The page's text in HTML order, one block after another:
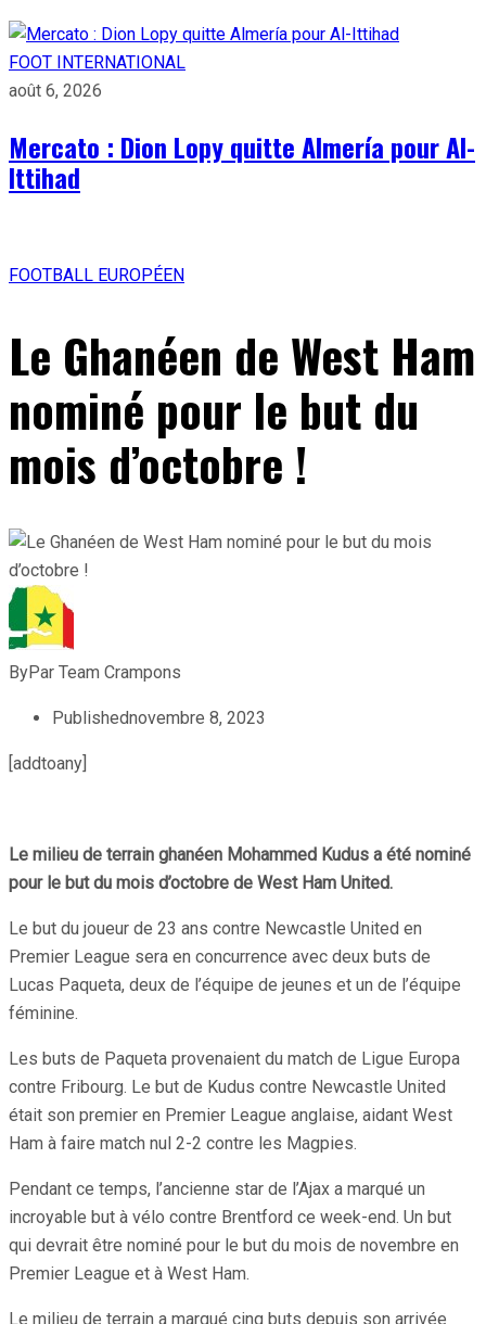
FOOT INTERNATIONAL
août 6, 2026
Mercato : Dion Lopy quitte Almería pour Al-
Ittihad
FOOTBALL EUROPÉEN
Le Ghanéen de West Ham
nominé pour le but du
mois d’octobre !
ByPar Team Crampons
Publishednovembre 8, 2023
[addtoany]
Le milieu de terrain ghanéen Mohammed Kudus a été nominé
pour le but du mois d’octobre de West Ham United.
Le but du joueur de 23 ans contre Newcastle United en
Premier League sera en concurrence avec deux buts de
Lucas Paqueta, deux de l’équipe de jeunes et un de l’équipe
féminine.
Les buts de Paqueta provenaient du match de Ligue Europa
contre Fribourg. Le but de Kudus contre Newcastle United
était son premier en Premier League anglaise, aidant West
Ham à faire match nul 2-2 contre les Magpies.
Pendant ce temps, l’ancienne star de l’Ajax a marqué un
incroyable but à vélo contre Brentford ce week-end. Un but
qui devrait être nominé pour le but du mois de novembre en
Premier League et à West Ham.
Le milieu de terrain a marqué cinq buts depuis son arrivée